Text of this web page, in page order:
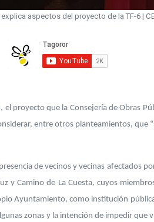
aspectos del proyecto de la TF-6 |
el proyecto que la Consejería de Obras
entre otros planteamientos,
de vecinos y vecinas afectados
y Camino de La Cuesta, cuyos
Ayuntamiento, como institución
zonas y la intención de impedir que